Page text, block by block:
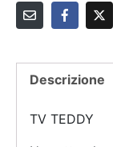
Descrizione
TV TEDDY